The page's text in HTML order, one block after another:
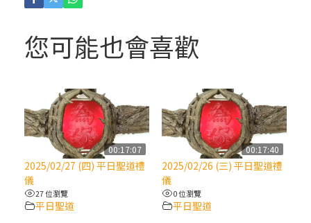
人相遇
(2)黃敏正主教帶你做「四旬期避靜」—【逾
越的智慧】：七項齋戒的意義與益處
【信仰之旅】第九集：「如果你的痛苦比快
樂多」—歐義明神父 / 應芝莉老師
您可能也會喜歡
00:17:07
2025/02/27 (四) 平日聖道禮
儀
27 位瀏覽
平日聖道
00:17:40
2025/02/26 (三) 平日聖道禮
儀
0 位瀏覽
平日聖道